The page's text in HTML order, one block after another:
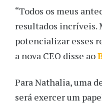
“Todos os meus
resultados incríveis.
potencializar esses
a nova CEO disse ao
Para Nathalia, uma
será exercer um